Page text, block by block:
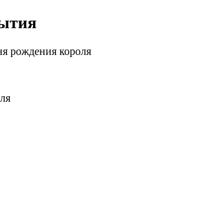
рождения короля